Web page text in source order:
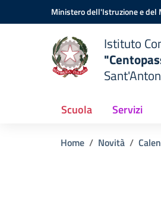
Vai ai contenuti
Vai al menu di navigazioneMinistero dell'Istruzione e del
Istituto
Scuola Servizi
Home Novità